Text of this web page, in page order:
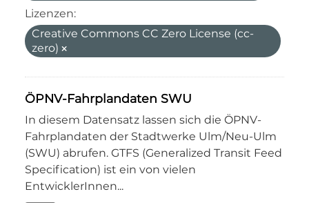
Lizenzen:
Creative Commons CC Zero License (cc-
zero)
ÖPNV-Fahrplandaten SWU
In diesem Datensatz lassen sich die ÖPNV-
Fahrplandaten der Stadtwerke Ulm/Neu-Ulm
(SWU) abrufen. GTFS (Generalized Transit Feed
Specification) ist ein von vielen
EntwicklerInnen...